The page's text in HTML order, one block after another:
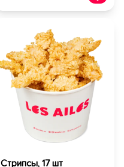
Стрипсы, 17 шт